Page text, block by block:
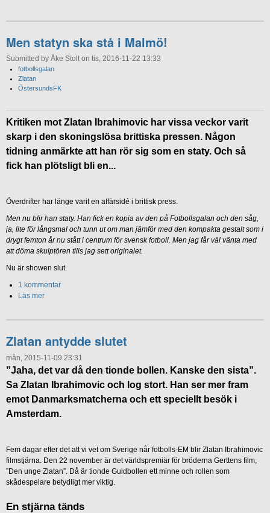
Men statyn ska stå i Malmö!
Submitted by Åke Stolt on tis, 2016-11-22 13:33
fotbollsgalan
Zlatan
ÖstersundsFK
Kritiken mot Zlatan Ibrahimovic har vissa veckor varit
skarp i den skoningslösa brittiska pressen. Någon
tidning anmärkte att han rör sig som en staty. Och så
fick han plötsligt bli en...
Överdrifter har länge varit en affärsidé i brittisk press.
Men nu blir han staty. Han fick en kopia av den på Fotbollsgalan och den såg,
ja, lite för långsmal och tunn ut om man jämför med den kompakta gestalt som i
drygt femton år nu stått i centrum för svensk fotboll. Men jag får väl vänta med
att döma skulptören tills jag sett originalet.
Nu är showen slut.
1 kommentar
Läs mer
Zlatan antydde slutet
mån, 2015-11-09 23:31
”Jaha, det var då den tionde bollen. Kanske den sista”.
Sa Zlatan Ibrahimovic och log stort. Han ser mer fram
emot Danmarksmatcherna och ett speciellt besök i
Amsterdam.
Fem dagar efter det att vi vet om Sverige når fotbolls-EM blir Zlatan Ibrahimovic
filmstjärna. Den 22 november är det världspremiär för bröderna Gerttens film,
”Den unge Zlatan”. Då är tionde Guldbollen ett minne och rollen som
skådespelare betydligt mer viktig.
En stjärna tänds